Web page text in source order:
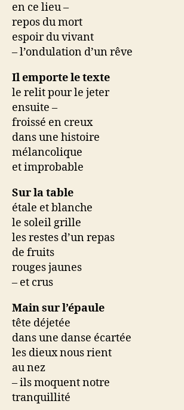
en ce lieu –
repos du mort
espoir du vivant
– l’ondulation d’un rêve
Il emporte le texte
le relit pour le jeter
ensuite –
froissé en creux
dans une histoire
mélancolique
et improbable
Sur la table
étale et blanche
le soleil grille
les restes d’un repas
de fruits
rouges jaunes
– et crus
Main sur l’épaule
tête déjetée
dans une danse écartée
les dieux nous rient
au nez
– ils moquent notre
tranquillité